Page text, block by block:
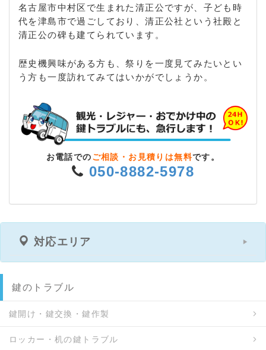
名古屋市中村区で生まれた清正公ですが、子ども時
代を津島市で過ごしており、清正公社という社殿と
清正公の碑も建てられています。
歴史機興味がある方も、祭りを一度見てみたいとい
う方も一度訪れてみてはいかがでしょうか。
お電話での ご相談・お見積りは無料です。
050-8882-5978
対応エリア
鍵のトラブル
鍵開け・鍵交換・鍵作製
ロッカー・机の鍵トラブル